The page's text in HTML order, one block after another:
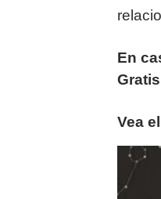
En
Vea